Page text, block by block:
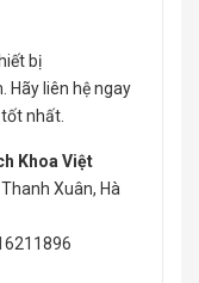
bị
Hãy liên hệ ngay
nhất.
Khoa Việt
Xuân, Hà